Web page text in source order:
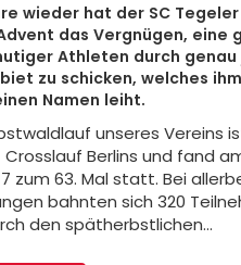
wieder hat der SC
das Vergnügen, eine
Athleten durch genau
zu schicken, welches
Namen leiht.
unseres Vereins
Berlins und fand
zum 63. Mal statt. Bei
bahnten sich 320
den spätherbstlichen…